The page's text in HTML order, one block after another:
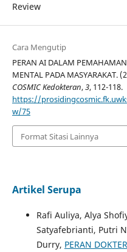
Review
Cara Mengutip
PERAN AI DALAM
MENTAL PADA MASYARAKAT.
COSMIC Kedokteran,3, 112-118.
https://
w/75
Format Sitasi Lainnya
Artikel Serupa
Rafi Auliya, Alya
Satyafebrianti, Putri
Durry, PERAN